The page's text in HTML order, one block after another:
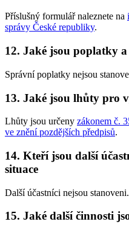
Příslušný formulář naleznete na
správy České republiky.
12. Jaké jsou poplatky
Správní poplatky nejsou
13. Jaké jsou lhůty pro
Lhůty jsou určeny zákonem č.
ve znění pozdějších předpisů.
14. Kteří jsou další
situace
Další účastníci nejsou stanoveni.
15. Jaké další činnosti